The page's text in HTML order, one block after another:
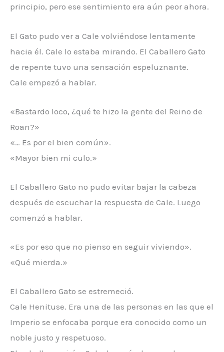
principio, pero ese sentimiento era aún peor ahora.
El Gato pudo ver a Cale volviéndose lentamente
hacia él. Cale lo estaba mirando. El Caballero Gato
de repente tuvo una sensación espeluznante.
Cale empezó a hablar.
«Bastardo loco, ¿qué te hizo la gente del Reino de
Roan?»
«… Es por el bien común».
«Mayor bien mi culo.»
El Caballero Gato no pudo evitar bajar la cabeza
después de escuchar la respuesta de Cale. Luego
comenzó a hablar.
«Es por eso que no pienso en seguir viviendo».
«Qué mierda.»
El Caballero Gato se estremeció.
Cale Henituse. Era una de las personas en las que el
Imperio se enfocaba porque era conocido como un
noble justo y respetuoso.